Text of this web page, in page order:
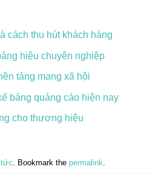
cách thu hút khách hàng
hiệu chuyên nghiệp
tảng mạng xã hội
bảng quảng cáo hiện nay
cho thương hiệu
. Bookmark the permalink